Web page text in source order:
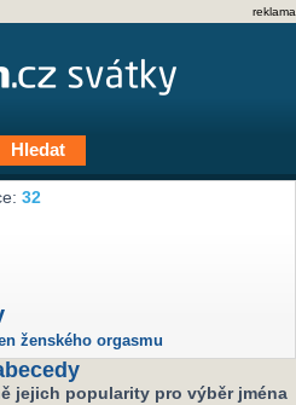
reklama
32
ženského orgasmu
jejich popularity pro výběr jména